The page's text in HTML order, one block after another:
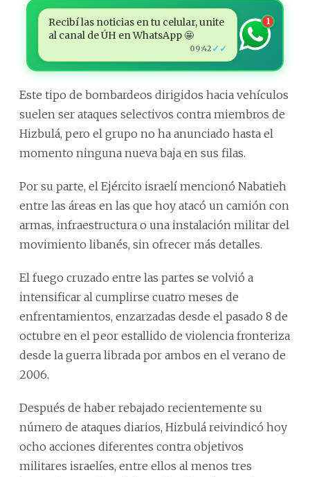
Recibí las noticias en tu celular, unite
al canal de ÚH en WhatsApp 🤩
09:42 ✓✓
1
Este tipo de bombardeos dirigidos hacia vehículos
suelen ser ataques selectivos contra miembros de
Hizbulá, pero el grupo no ha anunciado hasta el
momento ninguna nueva baja en sus filas.
Por su parte, el Ejército israelí mencionó Nabatieh
entre las áreas en las que hoy atacó un camión con
armas, infraestructura o una instalación militar del
movimiento libanés, sin ofrecer más detalles.
El fuego cruzado entre las partes se volvió a
intensificar al cumplirse cuatro meses de
enfrentamientos, enzarzadas desde el pasado 8 de
octubre en el peor estallido de violencia fronteriza
desde la guerra librada por ambos en el verano de
2006.
Después de haber rebajado recientemente su
número de ataques diarios, Hizbulá reivindicó hoy
ocho acciones diferentes contra objetivos
militares israelíes, entre ellos al menos tres